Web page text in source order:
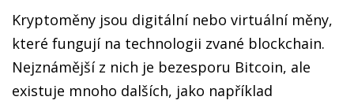
Kryptoměny jsou digitální nebo virtuální měny,
které fungují na technologii zvané blockchain.
Nejznámější z nich je bezesporu Bitcoin, ale
existuje mnoho dalších, jako například